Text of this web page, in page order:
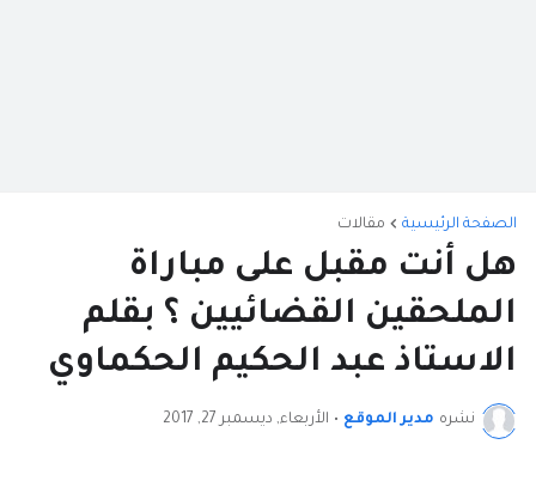
الصفحة الرئيسية مقالات
هل أنت مقبل على مباراة
الملحقين القضائيين ؟ بقلم
الاستاذ عبد الحكيم الحكماوي
نشره مدير الموقع • الأربعاء, ديسمبر 27, 2017